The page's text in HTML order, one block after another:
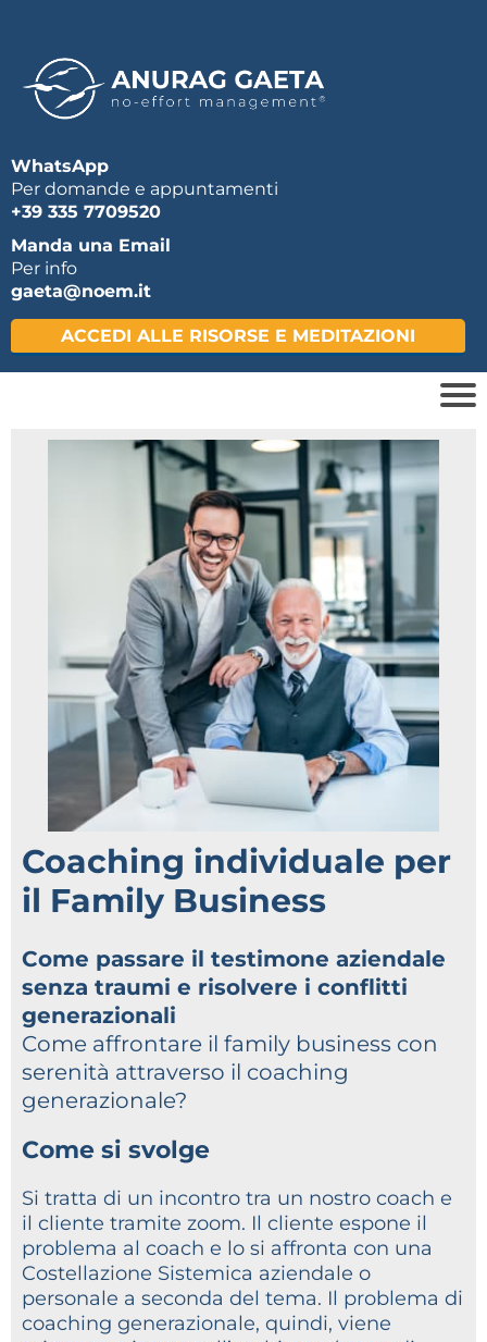
WhatsApp
Per domande e appuntamenti
+39 335 7709520
Manda una Email
Per info
gaeta@noem.it
ACCEDI ALLE RISORSE E MEDITAZIONI
Coaching individuale per
il Family Business
Come passare il testimone aziendale
senza traumi e risolvere i conflitti
generazionali
Come affrontare il family business con
serenità attraverso il coaching
generazionale?
Come si svolge
Si tratta di un incontro tra un nostro coach e
il cliente tramite zoom. Il cliente espone il
problema al coach e lo si affronta con una
Costellazione Sistemica aziendale o
personale a seconda del tema. Il problema di
coaching generazionale, quindi, viene